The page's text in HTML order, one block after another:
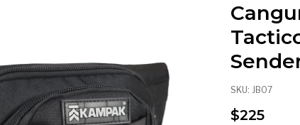
SKU: JB07
$225